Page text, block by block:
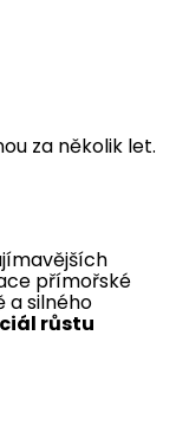
za několik let.
přímořské
a silného
růstu